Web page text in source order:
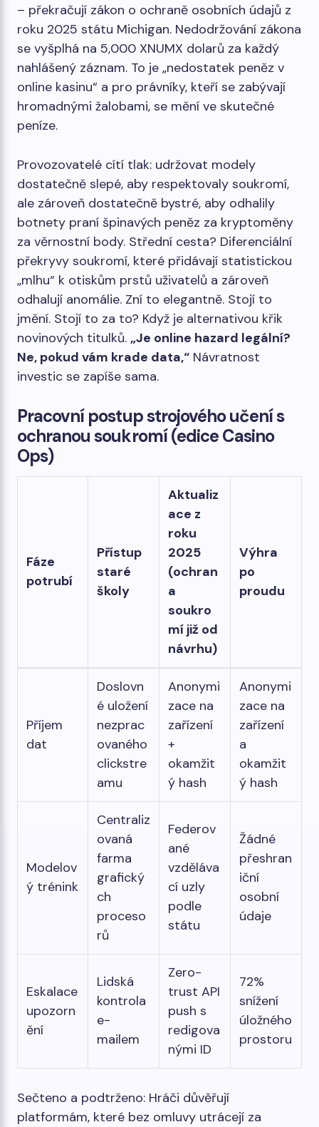
– překračují zákon o ochraně osobních údajů z
roku 2025 státu Michigan. Nedodržování zákona
se vyšplhá na 5,000 XNUMX dolarů za každý
nahlášený záznam. To je „nedostatek peněz v
online kasinu“ a pro právníky, kteří se zabývají
hromadnými žalobami, se mění ve skutečné
peníze.
Provozovatelé cítí tlak: udržovat modely
dostatečně slepé, aby respektovaly soukromí,
ale zároveň dostatečně bystré, aby odhalily
botnety praní špinavých peněz za kryptoměny
za věrnostní body. Střední cesta? Diferenciální
překryvy soukromí, které přidávají statistickou
„mlhu“ k otiskům prstů uživatelů a zároveň
odhalují anomálie. Zní to elegantně. Stojí to
jmění. Stojí to za to? Když je alternativou křik
novinových titulků. „Je online hazard legální?
Ne, pokud vám krade data,“ Návratnost
investic se zapíše sama.
Pracovní postup strojového učení s
ochranou soukromí (edice Casino
Ops)
Fáze
potrubí
Přístup
staré
školy
Aktualiz
ace z
roku
2025
(ochran
a
soukro
mí již od
návrhu)
Výhra
po
proudu
Příjem
dat
Doslovn
é uložení
nezprac
ovaného
clickstre
amu
Anonymi
zace na
zařízení
+
okamžit
ý hash
Anonymi
zace na
zařízení
a
okamžit
ý hash
Modelov
ý trénink
Centraliz
ovaná
farma
grafický
ch
proceso
rů
Federov
ané
vzděláva
cí uzly
podle
státu
Žádné
přeshran
iční
osobní
údaje
Eskalace
upozorn
ění
Lidská
kontrola
e-
mailem
Zero-
trust API
push s
redigova
nými ID
72%
snížení
úložného
prostoru
Sečteno a podtrženo: Hráči důvěřují
platformám, které bez omluvy utrácejí za